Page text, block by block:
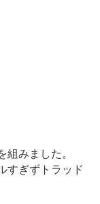
みました。
すぎずトラッド